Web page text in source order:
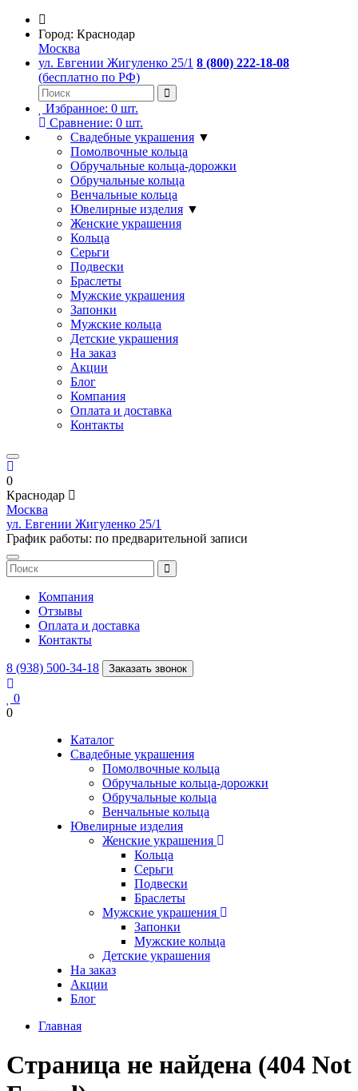
Город: Краснодар
Москва
ул. Евгении Жигуленко 25/1 8 (800) 222-18-08
(бесплатно по РФ)
Избранное: 0 шт.
Сравнение: 0 шт.
Свадебные украшения ▼
Помолвочные кольца
Обручальные кольца-дорожки
Обручальные кольца
Венчальные кольца
Ювелирные изделия ▼
Женские украшения
Кольца
Серьги
Подвески
Браслеты
Мужские украшения
Запонки
Мужские кольца
Детские украшения
На заказ
Акции
Блог
Компания
Оплата и доставка
Контакты
0
Краснодар
Москва
ул. Евгении Жигуленко 25/1
График работы: по предварительной записи
Компания
Отзывы
Оплата и доставка
Контакты
8 (938) 500-34-18 Заказать звонок
0
0
Каталог
Свадебные украшения
Помолвочные кольца
Обручальные кольца-дорожки
Обручальные кольца
Венчальные кольца
Ювелирные изделия
Женские украшения
Кольца
Серьги
Подвески
Браслеты
Мужские украшения
Запонки
Мужские кольца
Детские украшения
На заказ
Акции
Блог
Главная
Страница не найдена (404 Not